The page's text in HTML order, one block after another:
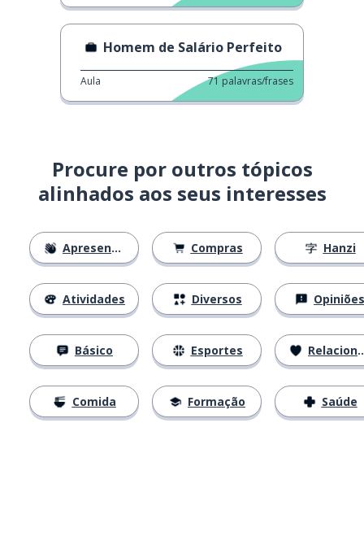
Homem de Salário Perfeito
Aula 71 palavras/frases
Procure por outros tópicos
alinhados aos seus interesses
Apresentações
Atividades
Básico
Comida
Compras
Diversos
Esportes
Formação
Hanzi
Opiniões
Relacionamentos
Saúde